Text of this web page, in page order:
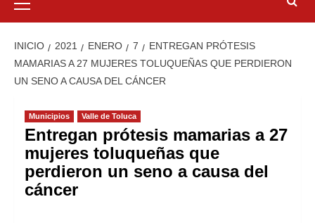
primario
INICIO 2021 ENERO 7
ENTREGAN PRÓTESIS
MAMARIAS A 27 MUJERES TOLUQUEÑAS QUE PERDIERON
UN SENO A CAUSA DEL CÁNCER
Municipios Valle de Toluca
Entregan prótesis mamarias a 27
mujeres toluqueñas que
perdieron un seno a causa del
cáncer